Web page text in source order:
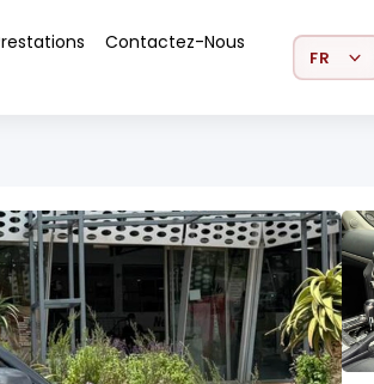
Contactez-Nous Select